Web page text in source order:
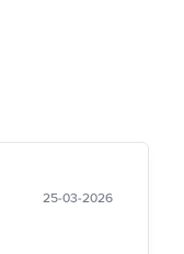
25-03-2026